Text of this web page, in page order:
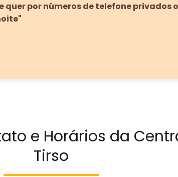
quer por números de telefone privados
Tirso